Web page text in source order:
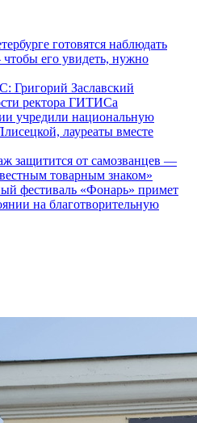
готовятся наблюдать
его увидеть, нужно
Григорий Заславский
ректора ГИТИСа
учредили национальную
лауреаты вместе
защитится от самозванцев —
товарным знаком»
фестиваль «Фонарь» примет
на благотворительную